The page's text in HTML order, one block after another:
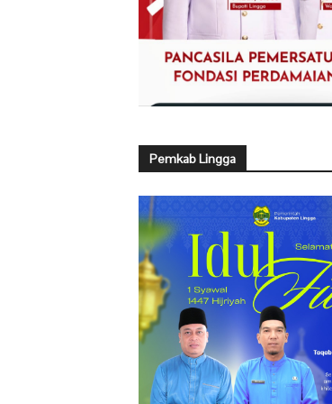
Pemkab Lingga